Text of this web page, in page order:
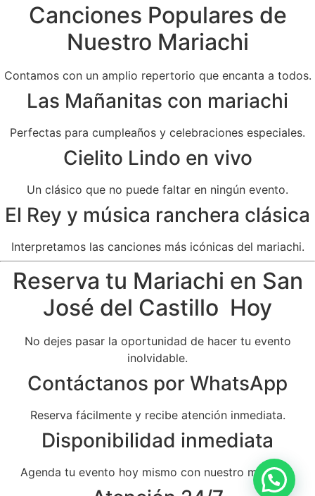
Canciones Populares de
Nuestro Mariachi
Contamos con un amplio repertorio que encanta a todos.
Las Mañanitas con mariachi
Perfectas para cumpleaños y celebraciones especiales.
Cielito Lindo en vivo
Un clásico que no puede faltar en ningún evento.
El Rey y música ranchera clásica
Interpretamos las canciones más icónicas del mariachi.
Reserva tu Mariachi en San
José del Castillo Hoy
No dejes pasar la oportunidad de hacer tu evento
inolvidable.
Contáctanos por WhatsApp
Reserva fácilmente y recibe atención inmediata.
Disponibilidad inmediata
Agenda tu evento hoy mismo con nuestro mariachi.